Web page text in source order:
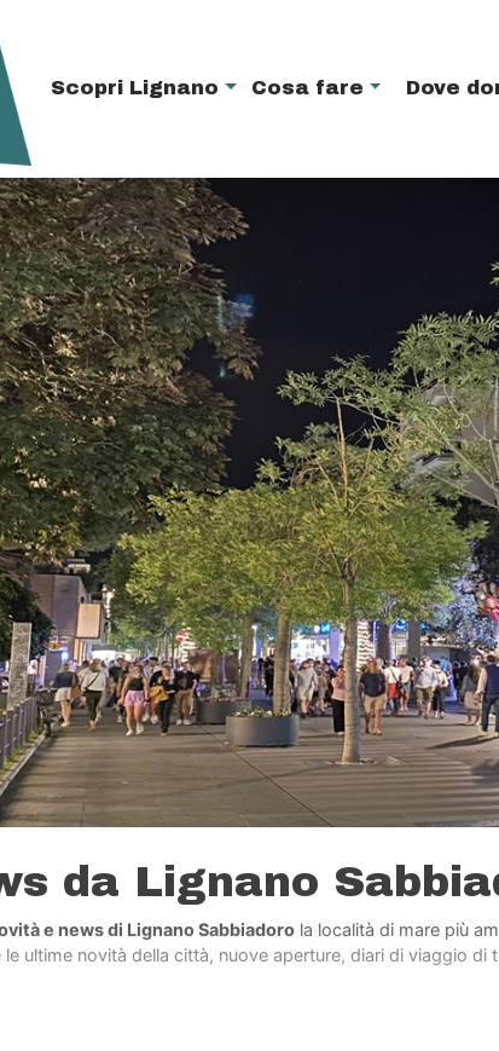
Scopri Lignano Cosa fare Dove
da Lignano
e news di Lignano Sabbiadoro la località di mare più
ultime novità della città, nuove aperture, diari di viaggio